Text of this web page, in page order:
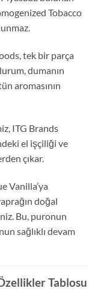
Tobacco
tek bir parça
dumanın
aromasının
ITG Brands
el işçiliği ve
çıkar.
Vanilla’ya
doğal
Bu, puronun
sağlıklı devam
Tablosu